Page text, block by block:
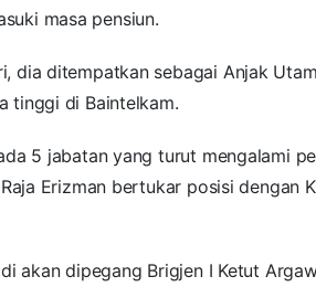
masa pensiun.
dia ditempatkan sebagai Anjak
tinggi di Baintelkam.
5 jabatan yang turut mengalami
Erizman bertukar posisi dengan
akan dipegang Brigjen I Ketut